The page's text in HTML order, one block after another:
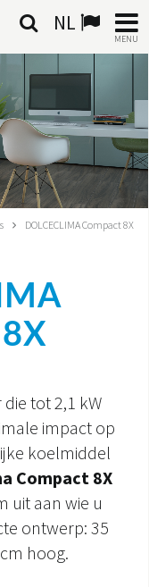
NL
MENU
DOLCECLIMA Compact 8X
tot 2,1 kW
impact op
koelmiddel
Compact 8X
uit aan wie u
ontwerp: 35
hoog.